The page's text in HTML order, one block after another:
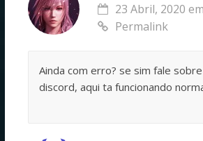
23 Abril, 2020
Permalink
Ainda com erro? se sim fale
discord, aqui ta funcionando